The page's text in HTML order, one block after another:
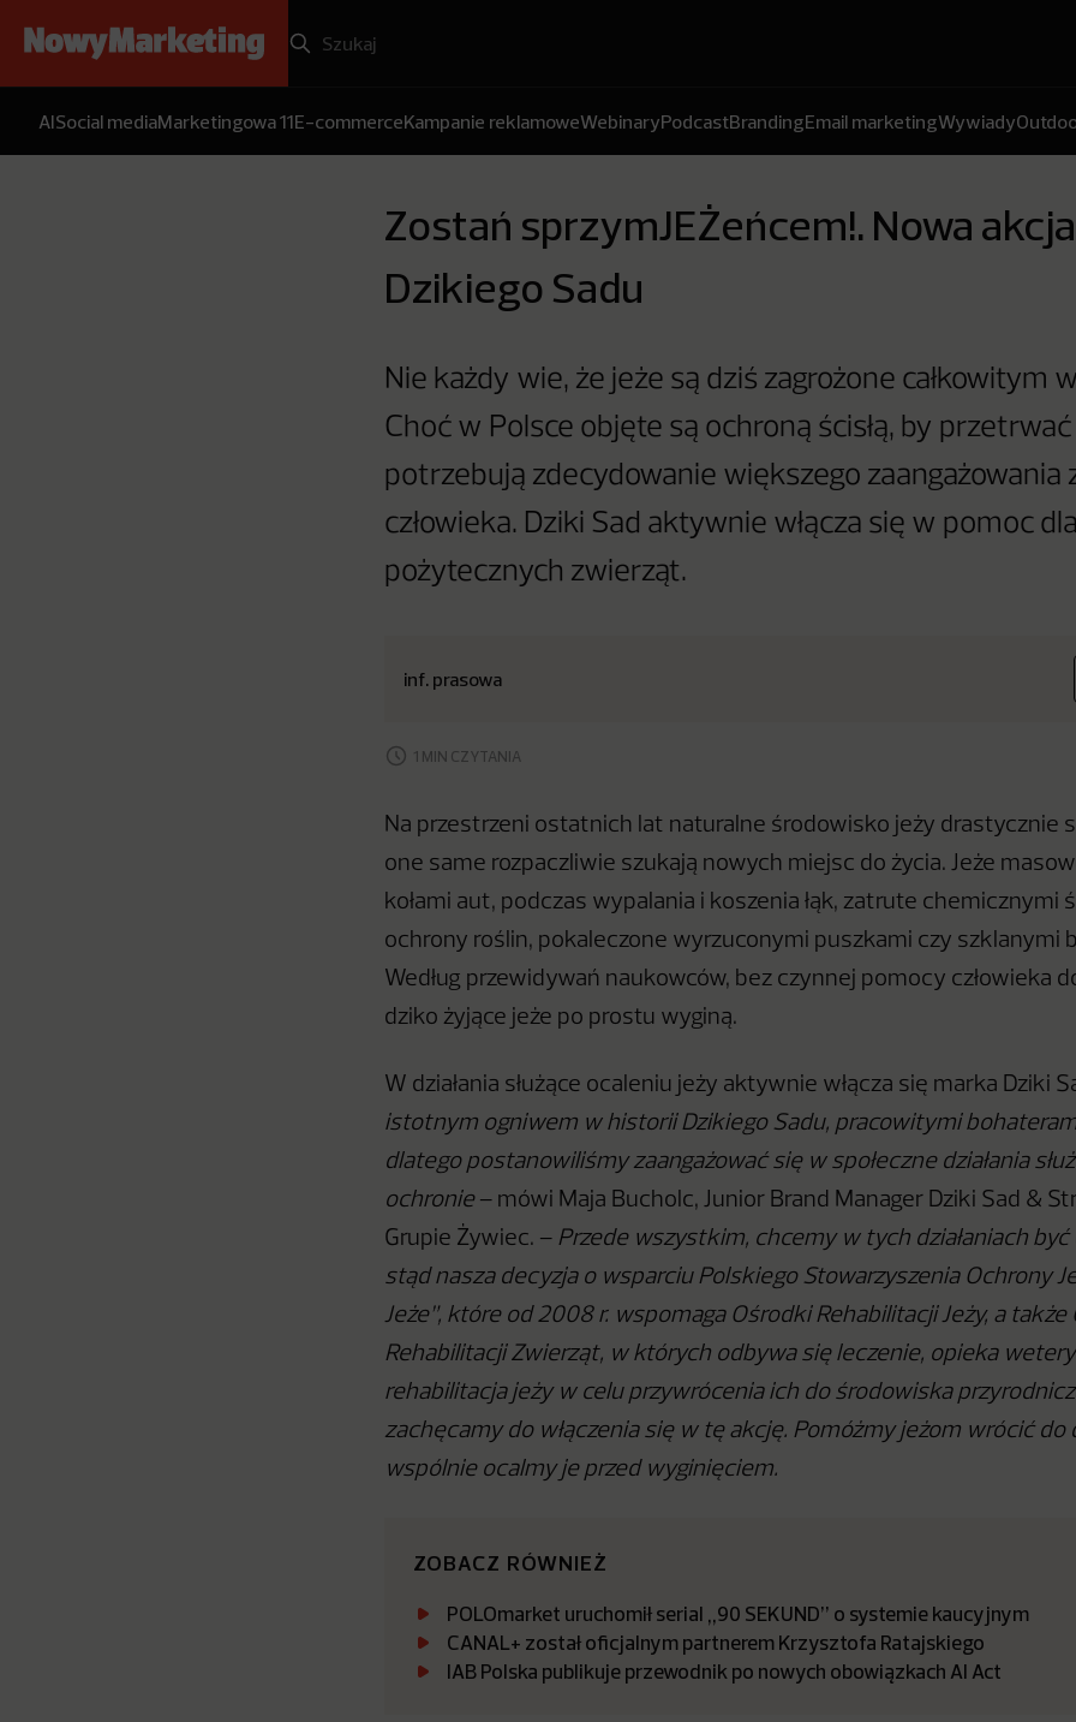
AISocial mediaMarketingowa 11E-commerceKampanie reklamoweWebinaryPodcastBrandingEmail marketingWywiady
Zostań sprzymJEŻeńcem!. Nowa akcja
Dzikiego Sadu
Nie każdy wie, że jeże są dziś zagrożone całkowitym
Choć w Polsce objęte są ochroną ścisłą, by przetrwać
potrzebują zdecydowanie większego zaangażowania
człowieka. Dziki Sad aktywnie włącza się w pomoc
pożytecznych zwierząt.
inf. prasowa
1 MIN CZYTANIA
Na przestrzeni ostatnich lat naturalne środowisko jeży drastycznie
one same rozpaczliwie szukają nowych miejsc do życia. Jeże
kołami aut, podczas wypalania i koszenia łąk, zatrute chemicznymi
ochrony roślin, pokaleczone wyrzuconymi puszkami czy szklanymi
Według przewidywań naukowców, bez czynnej pomocy człowieka
dziko żyjące jeże po prostu wyginą.
W działania służące ocaleniu jeży aktywnie włącza się marka Dziki
istotnym ogniwem w historii Dzikiego Sadu, pracowitymi
dlatego postanowiliśmy zaangażować się w społeczne działania
ochronie– mówi Maja Bucholc, Junior Brand Manager Dziki Sad &
Grupie Żywiec. – Przede wszystkim, chcemy w tych działaniach
stąd nasza decyzja o wsparciu Polskiego Stowarzyszenia Ochrony
Jeże”, które od 2008 r. wspomaga Ośrodki Rehabilitacji Jeży, a także
Rehabilitacji Zwierząt, w których odbywa się leczenie, opieka
rehabilitacja jeży w celu przywrócenia ich do środowiska
zachęcamy do włączenia się w tę akcję. Pomóżmy jeżom wrócić do
wspólnie ocalmy je przed wyginięciem.
ZOBACZ RÓWNIEŻ
POLOmarket uruchomił serial „90 SEKUND” o systemie kaucyjnym
CANAL+ został oficjalnym partnerem Krzysztofa Ratajskiego
IAB Polska publikuje przewodnik po nowych obowiązkach AI Act